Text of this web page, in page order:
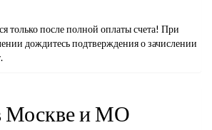
только после полной оплаты счета! При
дождитесь подтверждения о зачислении
Москве и МО